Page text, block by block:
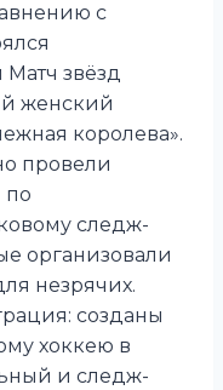
с
звёзд
женский
королева».
провели
по
следж-
организовали
незрячих.
созданы
хоккею в
и следж-